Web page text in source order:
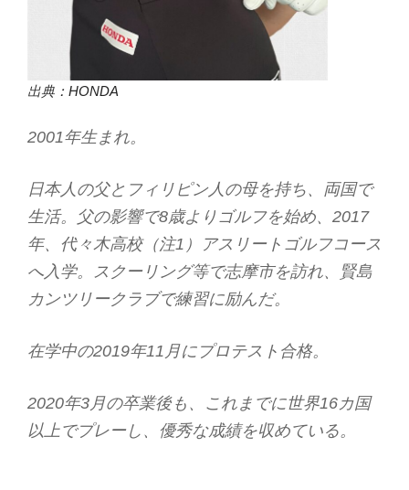
出典 ：HONDA
2001年生まれ。
日本人の父とフィリピン人の母を持ち、両国で
生活。父の影響で8歳よりゴルフを始め、2017
年、代々木高校（注1）アスリートゴルフコース
へ入学。スクーリング等で志摩市を訪れ、賢島
カンツリークラブで練習に励んだ。
在学中の2019年11月にプロテスト合格。
2020年3月の卒業後も、これまでに世界16カ国
以上でプレーし、優秀な成績を収めている。